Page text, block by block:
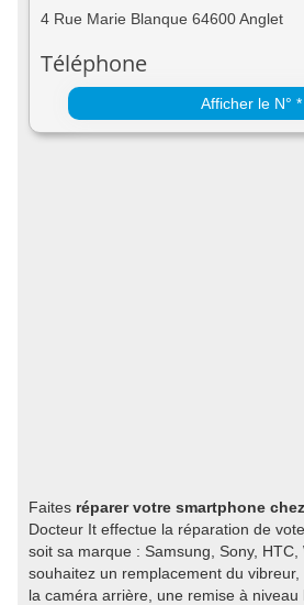
4 Rue Marie Blanque 64600 Anglet
Téléphone
Afficher le N° *
Faites réparer votre smartphone
Docteur It effectue la réparation de
soit sa marque : Samsung, Sony,
souhaitez un remplacement du
la caméra arrière, une remise à niveau